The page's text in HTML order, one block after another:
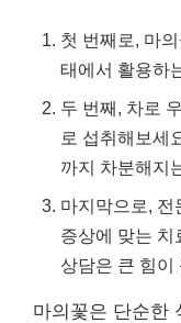
첫 번째로, 마
태에서 활용하
두 번째, 차로
로 섭취해보세
까지 차분해지
마지막으로, 전
증상에 맞는 치
상담은 큰 힘이
마의꽃은 단순한